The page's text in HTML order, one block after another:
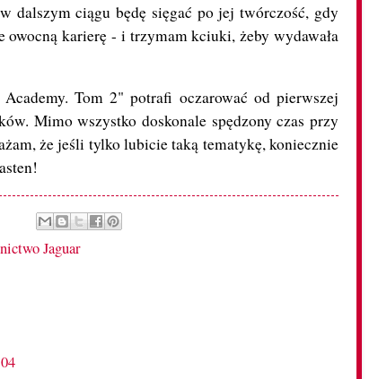
dalszym ciągu będę sięgać po jej twórczość, gdy
karierę - i trzymam kciuki, żeby wydawała
Tom 2" potrafi oczarować od pierwszej
Mimo wszystko doskonale spędzony czas przy
że jeśli tylko lubicie taką tematykę, koniecznie
Jaguar